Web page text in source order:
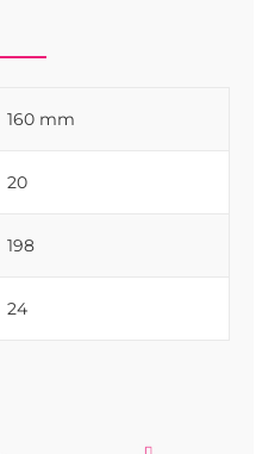
160 mm
20
198
24